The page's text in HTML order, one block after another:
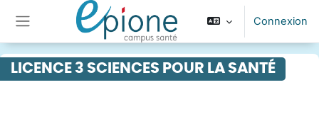
Passer au contenu principal
Panneau latéral
Connexion
LICENCE 3 SCIENCES POUR LA SANTÉ